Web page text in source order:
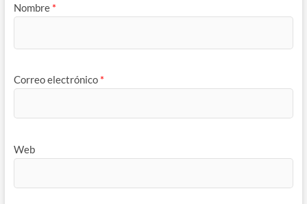
Nombre *
Correo electrónico *
Web